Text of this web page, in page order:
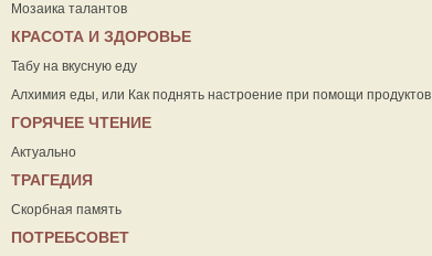
Мозаика талантов
КРАСОТА И ЗДОРОВЬЕ
Табу на вкусную еду
Алхимия еды, или Как поднять настроение при помощи продуктов
ГОРЯЧЕЕ ЧТЕНИЕ
Актуально
ТРАГЕДИЯ
Скорбная память
ПОТРЕБСОВЕТ